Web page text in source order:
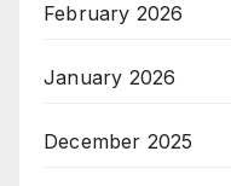
February 2026
January 2026
December 2025